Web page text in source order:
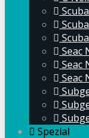
Seac
Seac
Seac
Spezial